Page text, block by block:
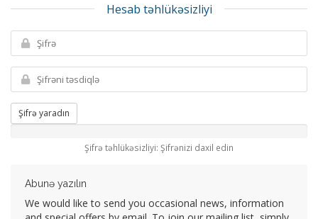
Hesab təhlükəsizliyi
Şifrə yaradın
Şifrə təhlükəsizliyi: Şifrənizi daxil edin
Abunə yazılın
We would like to send you occasional news, information